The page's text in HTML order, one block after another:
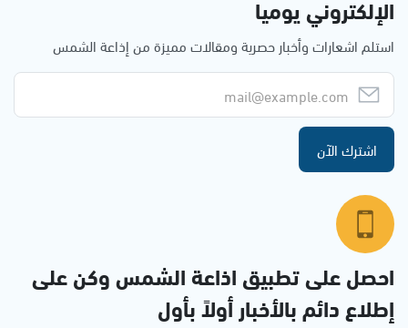
الإلكتروني يوميا
استلم اشعارات وأخبار حصرية ومقالات مميزة من إذاعة الشمس
اشترك الآن
احصل على تطبيق اذاعة الشمس وكن على
إطلاع دائم بالأخبار أولاً بأول